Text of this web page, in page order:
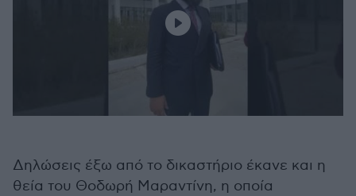
Δηλώσεις έξω από το δικαστήριο έκανε και η
θεία του Θοδωρή Μαραντίνη, η οποία